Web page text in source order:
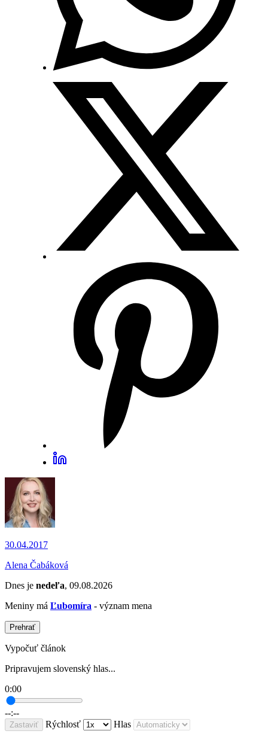
30.04.2017
Alena Čabáková
Dnes je nedeľa, 09.08.2026
Meniny má Ľubomíra - význam mena
Prehrať
Vypočuť článok
Pripravujem slovenský hlas...
0:00
--:--
Zastaviť Rýchlosť Hlas